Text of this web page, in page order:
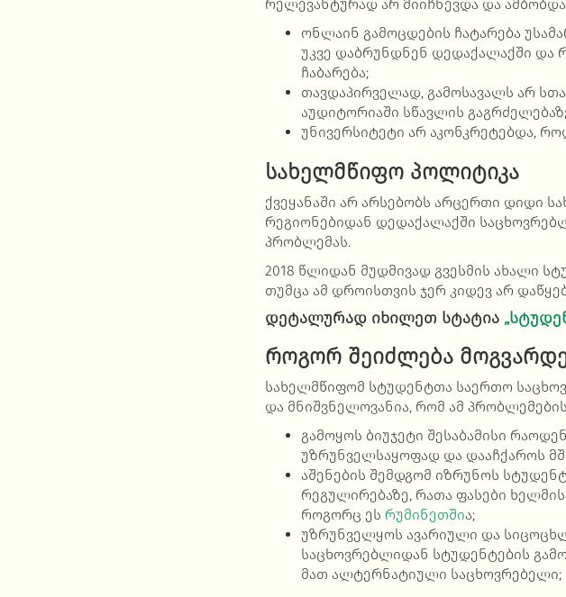
რელევანტურად არ მიიჩნევდა და
ონლაინ გამოცდების ჩატარება
უკვე დაბრუნდნენ დედაქალაქში
ჩაბარება;
თავდაპირველად, გამოსავალს არ
აუდიტორიაში სწავლის
უნივერსიტეტი არ აკონკრეტებდა,
სახელმწიფო პოლიტიკა
ქვეყანაში არ არსებობს არცერთი დიდი
რეგიონებიდან დედაქალაქში
პრობლემას.
2018 წლიდან მუდმივად გვესმის ახალი
თუმცა ამ დროისთვის ჯერ კიდევ არ
დეტალურად იხილეთ სტატია
როგორ შეიძლება
სახელმწიფომ სტუდენტთა საერთო
და მნიშვნელოვანია, რომ ამ
გამოყოს ბიუჯეტი შესაბამისი
უზრუნველსაყოფად და დააჩქაროს
აშენების შემდგომ იზრუნოს
რეგულირებაზე, რათა ფასები
როგორც ეს რუმინეთშია;
უზრუნველყოს ავარიული და
საცხოვრებლიდან სტუდენტების
მათ ალტერნატიული საცხოვრებელი;